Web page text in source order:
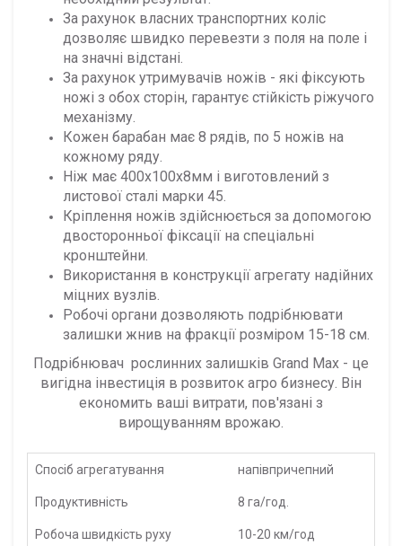
За рахунок власних транспортних коліс
дозволяє швидко перевезти з поля на поле і
на значні відстані.
За рахунок утримувачів ножів - які фіксують
ножі з обох сторін, гарантує стійкість ріжучого
механізму.
Кожен барабан має 8 рядів, по 5 ножів на
кожному ряду.
Ніж має 400х100х8мм і виготовлений з
листової сталі марки 45.
Кріплення ножів здійснюється за допомогою
двосторонньої фіксації на спеціальні
кронштейни.
Використання в конструкції агрегату надійних
міцних вузлів.
Робочі органи дозволяють подрібнювати
залишки жнив на фракції розміром 15-18 см.
Подрібнювач рослинних залишків Grand Max - це
вигідна інвестиція в розвиток агро бизнесу. Він
економить ваші витрати, пов'язані з
вирощуванням врожаю.
Спосіб агрегатування напівпричепний
Продуктивність 8 га/год.
Робоча швидкість руху 10-20 км/год